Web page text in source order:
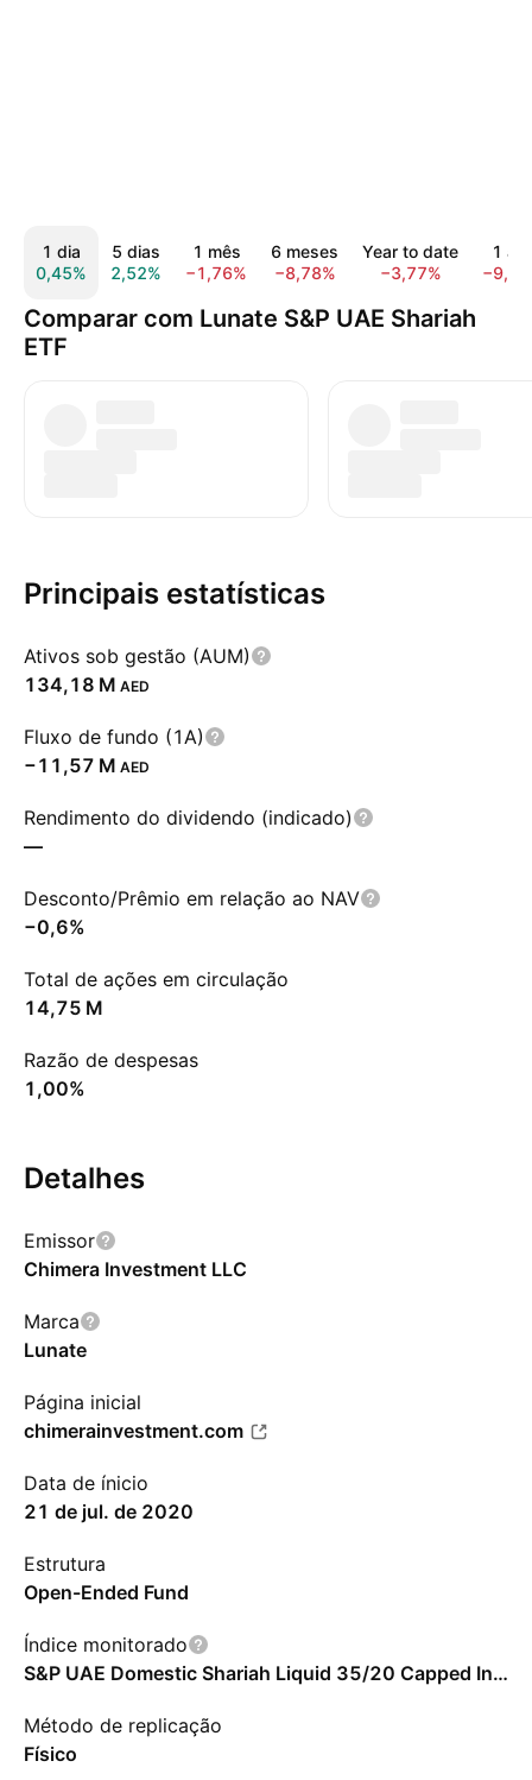
1 dia
0,45%
5 dias
2,52%
1 mês
−1,76%
6 meses
−8,78%
Year to date
−3,77%
1
Comparar com Lunate S&P UAE Shariah
ETF
Principais estatísticas
Ativos sob gestão (AUM)
‪134,18 M‬ AED
Fluxo de fundo (1A)
‪−11,57 M‬ AED
Rendimento do dividendo (indicado)
—
Desconto/Prêmio em relação ao NAV
−0,6%
Total de ações em circulação
‪14,75 M‬
Razão de despesas
1,00%
Detalhes
Emissor
Chimera Investment LLC
Marca
Lunate
Página inicial
chimerainvestment.com
Data de ínicio
21 de jul. de 2020
Estrutura
Open-Ended Fund
Índice monitorado
S&P UAE Domestic Shariah Liquid 35/20 Capped Index - AED - Benchmark Price Return
Método de replicação
Físico